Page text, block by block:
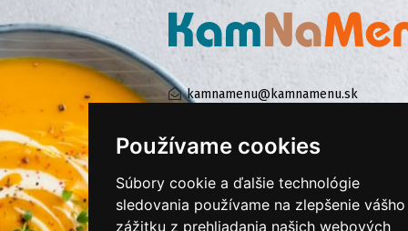
Používame cookies
Súbory cookie a ďalšie technológie
sledovania používame na zlepšenie vášho
zážitku z prehliadania našich webových
kamnamenu@kamnamenu.sk
KONTAKTUJTE NÁS